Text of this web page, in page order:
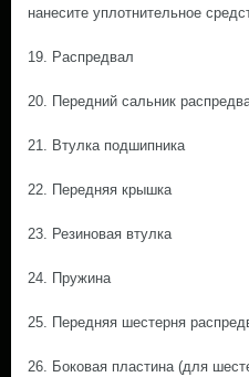
нанесите уплотнительное
19. Распредвал
20. Передний сальник
21. Втулка подшипника
22. Передняя крышка
23. Резиновая втулка
24. Пружина
25. Передняя шестерня
26. Боковая пластина (для